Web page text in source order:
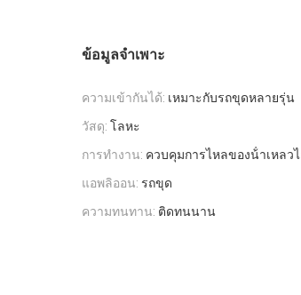
ข้อมูลจำเพาะ
ความเข้ากันได้: เหมาะกับรถขุดหลายรุ่น
วัสดุ: โลหะ
การทำงาน: ควบคุมการไหลของน้ําเหลว
แอพลิออน: รถขุด
ความทนทาน: ติดทนนาน